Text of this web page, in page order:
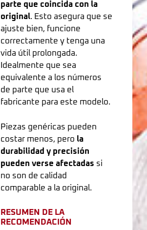
parte que coincida con la
original. Esto asegura que se
ajuste bien, funcione
correctamente y tenga una
vida útil prolongada.
Idealmente que sea
equivalente a los números
de parte que usa el
fabricante para este modelo.
Piezas genéricas pueden
costar menos, pero la
durabilidad y precisión
pueden verse afectadas si
no son de calidad
comparable a la original.
RESUMEN DE LA
RECOMENDACIÓN